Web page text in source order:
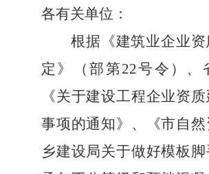
各有关单位：
根据《建筑业企业
定》（部第22号令）、
《关于建设工程企业资
事项的通知》、《市自然
乡建设局关于做好模板